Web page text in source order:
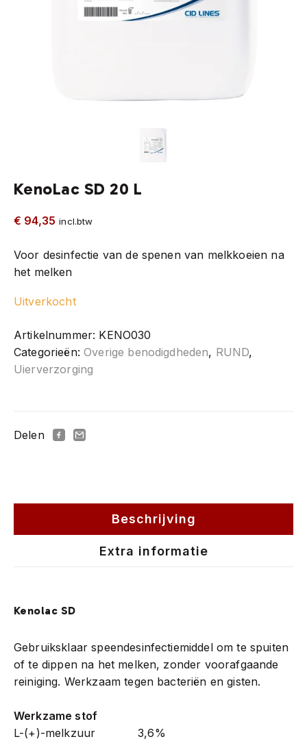
KenoLac SD 20 L
€ 94,35 incl.btw
Voor desinfectie van de spenen van melkkoeien na
het melken
Uitverkocht
Artikelnummer: KENO030
Categorieën:Overige benodigdheden, RUND,
Uierverzorging
Delen
Beschrijving
Extra informatie
Kenolac SD
Gebruiksklaar speendesinfectiemiddel om te spuiten
of te dippen na het melken, zonder voorafgaande
reiniging. Werkzaam tegen bacteriën en gisten.
Werkzame stof
L-(+)-melkzuur 3,6%